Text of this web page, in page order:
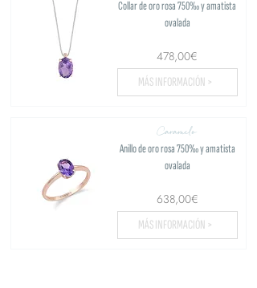
Collar de oro rosa 750‰ y amatista
ovalada
478,00€
MÁS INFORMACIÓN >
Caramelo
Anillo de oro rosa 750‰ y amatista
ovalada
638,00€
MÁS INFORMACIÓN >